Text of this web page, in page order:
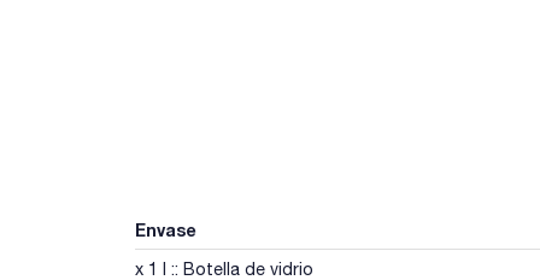
Envase
x 1 l :: Botella de vidrio